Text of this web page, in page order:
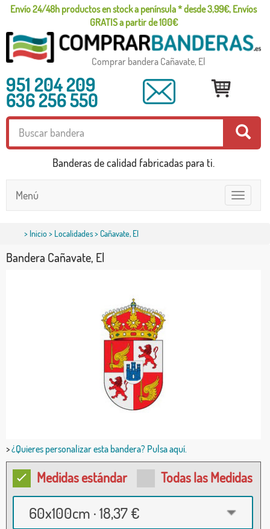
Envío 24/48h productos en stock a península * desde 3,99€, Envíos
GRATIS a partir de 100€
Comprar bandera Cañavate, El
951 204 209
636 256 550
Banderas de calidad fabricadas para ti.
Toggle
navigation
Menú
> Inicio> Localidades> Cañavate, El
Bandera Cañavate, El
>¿Quieres personalizar esta bandera? Pulsa aquí.
Medidas estándar Todas las Medidas
60x100cm · 18,37 €